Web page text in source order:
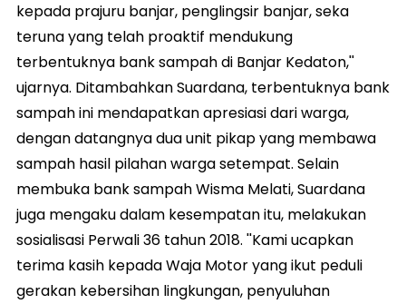
kepada prajuru banjar, penglingsir banjar, seka
teruna yang telah proaktif mendukung
terbentuknya bank sampah di Banjar Kedaton,''
ujarnya. Ditambahkan Suardana, terbentuknya bank
sampah ini mendapatkan apresiasi dari warga,
dengan datangnya dua unit pikap yang membawa
sampah hasil pilahan warga setempat. Selain
membuka bank sampah Wisma Melati, Suardana
juga mengaku dalam kesempatan itu, melakukan
sosialisasi Perwali 36 tahun 2018. ''Kami ucapkan
terima kasih kepada Waja Motor yang ikut peduli
gerakan kebersihan lingkungan, penyuluhan